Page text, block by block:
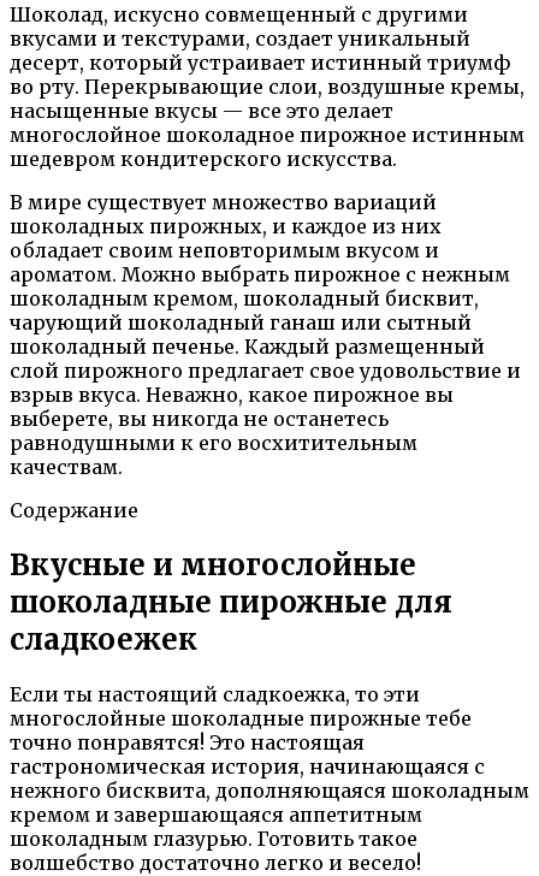
Шоколад, искусно совмещенный с другими
вкусами и текстурами, создает уникальный
десерт, который устраивает истинный триумф
во рту. Перекрывающие слои, воздушные кремы,
насыщенные вкусы — все это делает
многослойное шоколадное пирожное истинным
шедевром кондитерского искусства.
В мире существует множество вариаций
шоколадных пирожных, и каждое из них
обладает своим неповторимым вкусом и
ароматом. Можно выбрать пирожное с нежным
шоколадным кремом, шоколадный бисквит,
чарующий шоколадный ганаш или сытный
шоколадный печенье. Каждый размещенный
слой пирожного предлагает свое удовольствие и
взрыв вкуса. Неважно, какое пирожное вы
выберете, вы никогда не останетесь
равнодушными к его восхитительным
качествам.
Содержание
Вкусные и многослойные
шоколадные пирожные для
сладкоежек
Если ты настоящий сладкоежка, то эти
многослойные шоколадные пирожные тебе
точно понравятся! Это настоящая
гастрономическая история, начинающаяся с
нежного бисквита, дополняющаяся шоколадным
кремом и завершающаяся аппетитным
шоколадным глазурью. Готовить такое
волшебство достаточно легко и весело!